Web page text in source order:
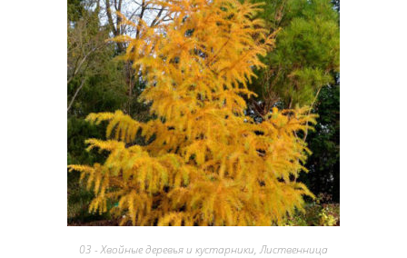
03 - Хвойные деревья и кустарники,Лиственница